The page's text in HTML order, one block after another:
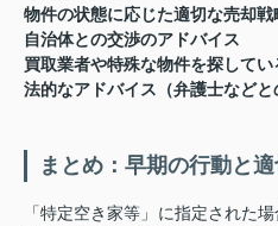
物件の状態に応じた適切な売却戦
自治体との交渉のアドバイス
買取業者や特殊な物件を探して
法的なアドバイス（弁護士などと
まとめ：早期の行動と
「特定空き家等」に指定された